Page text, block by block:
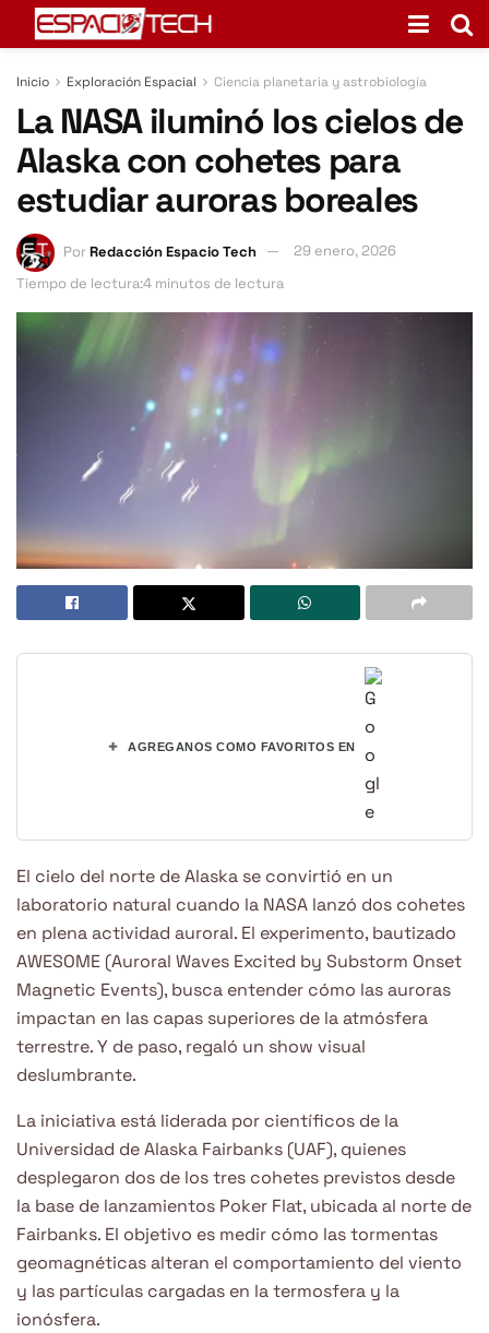
Inicio Exploración Espacial Ciencia planetaria y astrobiología
La NASA iluminó los cielos de
Alaska con cohetes para
estudiar auroras boreales
PorRedacción Espacio Tech
29 enero, 2026
Tiempo de lectura:4 minutos de lectura
+ AGREGANOS COMO FAVORITOS EN
El cielo del norte de Alaska se convirtió en un
laboratorio natural cuando la NASA lanzó dos cohetes
en plena actividad auroral. El experimento, bautizado
AWESOME (Auroral Waves Excited by Substorm Onset
Magnetic Events), busca entender cómo las auroras
impactan en las capas superiores de la atmósfera
terrestre. Y de paso, regaló un show visual
deslumbrante.
La iniciativa está liderada por científicos de la
Universidad de Alaska Fairbanks (UAF), quienes
desplegaron dos de los tres cohetes previstos desde
la base de lanzamientos Poker Flat, ubicada al norte de
Fairbanks. El objetivo es medir cómo las tormentas
geomagnéticas alteran el comportamiento del viento
y las partículas cargadas en la termosfera y la
ionósfera.